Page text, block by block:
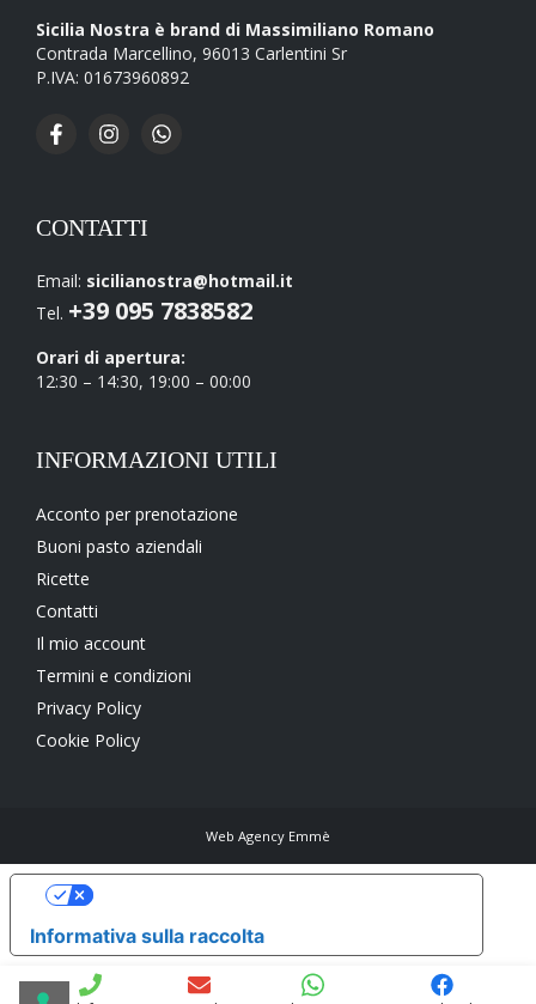
Sicilia Nostra è brand di Massimiliano Romano
Contrada Marcellino, 96013 Carlentini Sr
P.IVA: 01673960892
CONTATTI
Email: sicilianostra@hotmail.it
Tel. +39 095 7838582
Orari di apertura:
12:30 – 14:30, 19:00 – 00:00
INFORMAZIONI UTILI
Acconto per prenotazione
Buoni pasto aziendali
Ricette
Contatti
Il mio account
Termini e condizioni
Privacy Policy
Cookie Policy
Web Agency Emmè
Informativa sulla raccolta
Le tue preferenze relative alla privacy